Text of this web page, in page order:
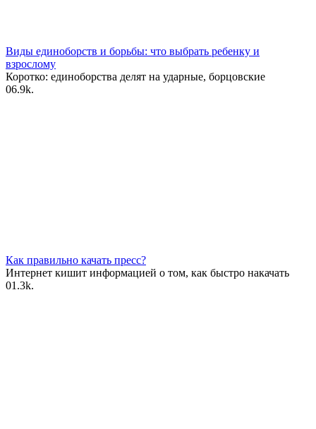
Виды единоборств и борьбы: что выбрать ребенку и
взрослому
Коротко: единоборства делят на ударные, борцовские
06.9k.
Как правильно качать пресс?
Интернет кишит информацией о том, как быстро накачать
01.3k.